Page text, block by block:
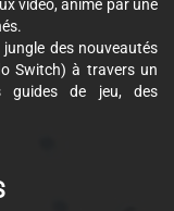
vidéo, animé par une
des nouveautés
Switch) à travers un
guides de jeu, des